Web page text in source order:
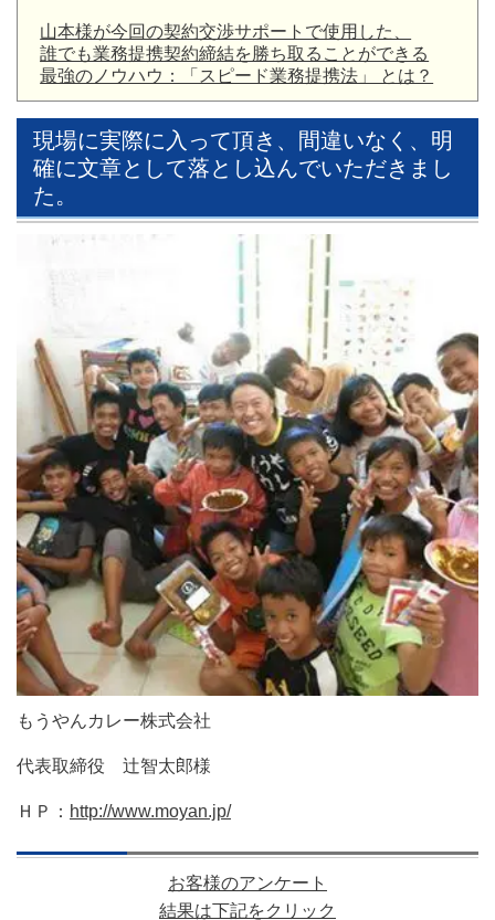
山本様が今回の契約交渉サポートで使用した、
誰でも業務提携契約締結を勝ち取ることができる
最強のノウハウ：「スピード業務提携法」 とは？
現場に実際に入って頂き、間違いなく、明
確に文章として落とし込んでいただきまし
た。
もうやんカレー株式会社
代表取締役 辻智太郎様
ＨＰ： http://www.moyan.jp/
お客様のアンケート
結果は下記をクリック